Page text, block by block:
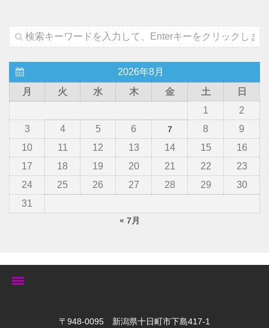
2026年8月
月
火 水 木 金 土
日
1
2
3
4 5 6 7 8
9
10
11 12 13 14 15
16
17
18 19 20 21 22
23
24
25 26 27 28 29
30
31
« 7月
〒948-0095 新潟県十日町市下島417-1